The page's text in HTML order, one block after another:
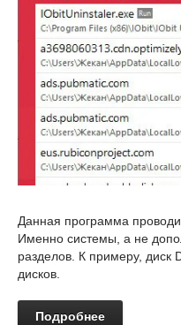
Данная программа
Именно системы, а не
разделов. К примеру, диск
дисков.
Подробнее